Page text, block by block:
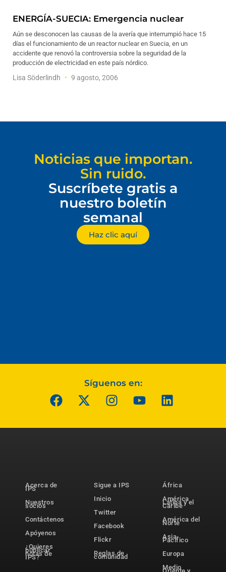
ENERGÍA-SUECIA: Emergencia nuclear
Aún se desconocen las causas de la avería que interrumpió hace 15
días el funcionamiento de un reactor nuclear en Suecia, en un
accidente que renovó la controversia sobre la seguridad de la
producción de electricidad en este país nórdico.
Lisa Söderlindh 9 agosto, 2006
Noticias que importan.
Sin ruido.
Suscríbete gratis a
nuestro boletín
semanal
Haz clic aquí
Síguenos en:
Acerca de
IPS
Nuestros
socios
Contáctenos
Apóyenos
¿Quieres
publicar
notas de
IPS?
Sigue a IPS
Inicio
Twitter
Facebook
Flickr
Reglas de
comunidad
África
América
Latina y el
Caribe
América del
Norte
Asia-
Pacífico
Europa
Medio